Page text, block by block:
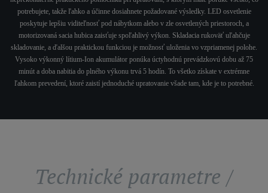
potrebujete, takže ľahko a účinne dosiahnete požadované výsledky. LED osvetlenie
poskytuje lepšiu viditeľnosť pod nábytkom alebo v zle osvetlených priestoroch, a
motorizovaná sacia hubica zaisťuje spoľahlivý výkon. Skladacia rukoväť uľahčuje
skladovanie, a ďalšou praktickou funkciou je možnosť uloženia vo vzpriamenej polohe.
Vysoko výkonný lítium-Ion akumulátor ponúka úctyhodnú prevádzkovú dobu až 75
minút a doba nabitia do plného výkonu trvá 5 hodín. To všetko získate v extrémne
ľahkom prevedení, ktoré zaistí jednoduché upratovanie všade tam, kde je to potrebné.
Technické parametre /